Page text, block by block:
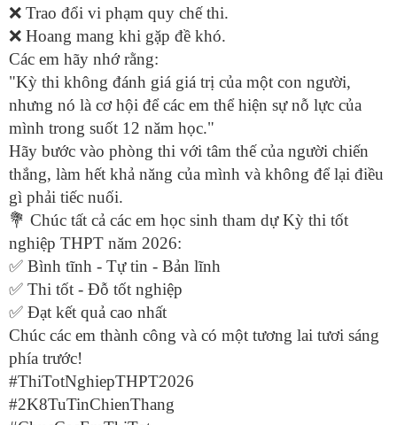
❌ Trao đổi vi phạm quy chế thi.
❌ Hoang mang khi gặp đề khó.
Các em hãy nhớ rằng:
"Kỳ thi không đánh giá giá trị của một con người,
nhưng nó là cơ hội để các em thể hiện sự nỗ lực của
mình trong suốt 12 năm học."
Hãy bước vào phòng thi với tâm thế của người chiến
thắng, làm hết khả năng của mình và không để lại điều
gì phải tiếc nuối.
💐 Chúc tất cả các em học sinh tham dự Kỳ thi tốt
nghiệp THPT năm 2026:
✅ Bình tĩnh - Tự tin - Bản lĩnh
✅ Thi tốt - Đỗ tốt nghiệp
✅ Đạt kết quả cao nhất
Chúc các em thành công và có một tương lai tươi sáng
phía trước!
#ThiTotNghiepTHPT2026
#2K8TuTinChienThang